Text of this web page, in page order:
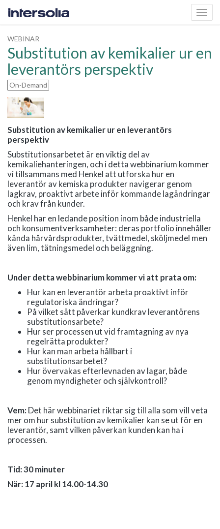
WEBINAR
Substitution av kemikalier ur en
leverantörs perspektiv
On-Demand
Substitution av kemikalier ur en leverantörs
perspektiv
Substitutionsarbetet är en viktig del av
kemikaliehanteringen, och i detta webbinarium kommer
vi tillsammans med Henkel att utforska hur en
leverantör av kemiska produkter navigerar genom
lagkrav, proaktivt arbete inför kommande lagändringar
och krav från kunder.
Henkel har en ledande position inom både industriella
och konsumentverksamheter: deras portfolio innehåller
kända hårvårdsprodukter, tvättmedel, sköljmedel men
även lim, tätningsmedel och beläggning.
Under detta webbinarium kommer vi att prata om:
Hur kan en leverantör arbeta proaktivt inför
regulatoriska ändringar?
På vilket sätt påverkar kundkrav leverantörens
substitutionsarbete?
Hur ser processen ut vid framtagning av nya
regelrätta produkter?
Hur kan man arbeta hållbart i
substitutionsarbetet?
Hur övervakas efterlevnaden av lagar, både
genom myndigheter och självkontroll?
Vem: Det här webbinariet riktar sig till alla som vill veta
mer om hur substitution av kemikalier kan se ut för en
leverantör, samt vilken påverkan kunden kan ha i
processen.
Tid: 30 minuter
När: 17 april kl 14.00-14.30